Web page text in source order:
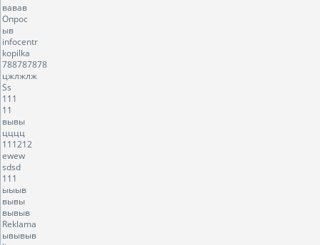
вавав
Опрос
ыв
infocentr
kopilka
788787878
цжлжлж
Ss
111
11
вывы
цццц
111212
ewew
sdsd
111
ыыыв
вывы
вывыв
Reklama
ывывыв